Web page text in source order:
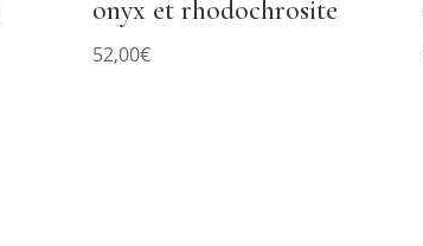
onyx et rhodochrosite
52,00€